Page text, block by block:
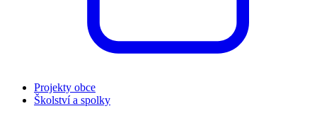
Projekty obce
Školství a spolky